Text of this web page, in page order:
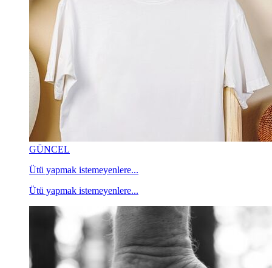
GÜNCEL
Ütü yapmak istemeyenlere...
Ütü yapmak istemeyenlere...